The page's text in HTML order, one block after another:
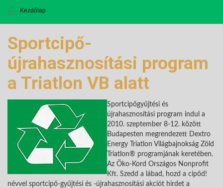
Kezdőlap
Sportcipő-
újrahasznosítási program
a Triatlon VB alatt
Sportcipőgyűjtési és
újrahasznosítási program indul a
2010. szeptember 8-12. között
Budapesten megrendezett Dextro
Energy Triatlon Világbajnokság Zöld
Triatlon® programjának keretében.
Az Öko-Kord Országos Nonprofit
Kft. Szedd a lábad, hozd a cipőd!
névvel sportcipő-gyűjtési és -újrahasznosítási akciót hirdet a